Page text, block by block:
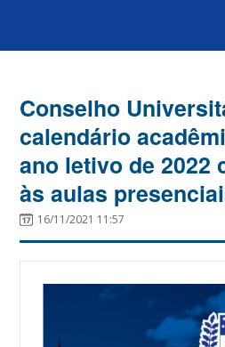
Conselho
calendário
ano letivo de 2022
às aulas
16/11/2021 11:57